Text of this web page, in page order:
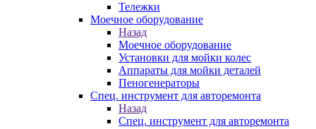
Тележки
Моечное оборудование
Назад
Моечное оборудование
Установки для мойки колес
Аппараты для мойки деталей
Пеногенераторы
Спец. инструмент для авторемонта
Назад
Спец. инструмент для авторемонта